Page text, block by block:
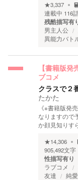
★3,337
連載中 116
残酷描写有
男主人公
異能力バト
【書籍版
ブコメ
クラスで２
たかた
《※書籍版発
なりますの
か顔見知りす
★14,306
905,492文字
性描写有り
ラブコメ
友達
純愛